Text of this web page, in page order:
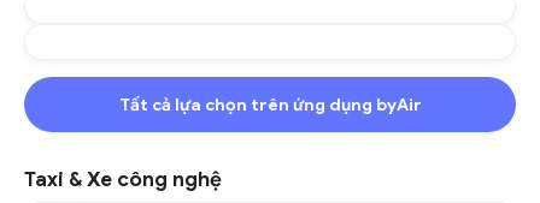
Tất cả lựa chọn trên ứng dụng byAir
Taxi & Xe công nghệ